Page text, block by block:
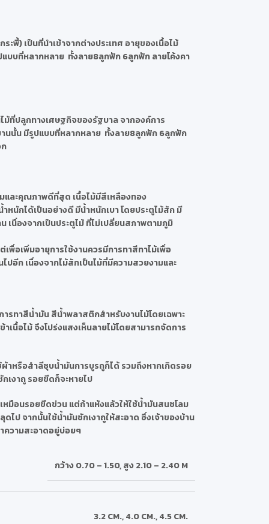
ะพี้) เป็นที่นำเข้าจากต่างประเทศ อายุของเนื้อไม้
บบที่หลากหลาย ทั้งลาย8ลูกฟัก 6ลูกฟัก ลายโค้งคา
ม้ที่ปลูกทางเศษฐกิจของรัฐบาล จากองค์การ
นนั้น มีรูปแบบที่หลากหลาย ทั้งลาย8ลูกฟัก 6ลูกฟัก
และคุณภาพดีที่สุด เนื้อไม้มีสีเหลืองทอง
หนักได้เป็นอย่างดี มีน้ำหนักเบา โดยประตูไม้สัก มี
เนื่องจากเป็นประตูไม้ ที่ไม่เปลี่ยนสภาพตามภูมิ
อเพิ่มอายุการใช้งานควรมีการทาสีทาไม้เพื่อ
อีก เนื่องจากไม้สักเป็นไม้ที่มีความสวยงามและ
รทาสีน้ำมัน สีน้ำพลาสติกสำหรับงานไม้โดยเฉพาะ
เนื้อไม้ จึงโปร่งแสงเห็นลายไม้โดยสามารถจัดการ
ผ้าหรือสำลีชุบน้ำมันการบูรถูก็ได้ รวมถึงหากเกิดรอย
เงาถู รอยขีดก็จะหายไป
มือนรอยขีดข่วน แต่ถ้าแห้งแล้วให้ใช้น้ำมันสนชโลม
ไป จากนั้นใช้น้ำมันชักเงาถูให้สะอาด ซึ่งเจ้าของบ้าน
ความสะอาดอยู่บ่อยๆ
กว้าง 0.70 – 1.50,สูง 2.10 – 2.40 M
3.2 CM.,4.0 CM.,4.5 CM.